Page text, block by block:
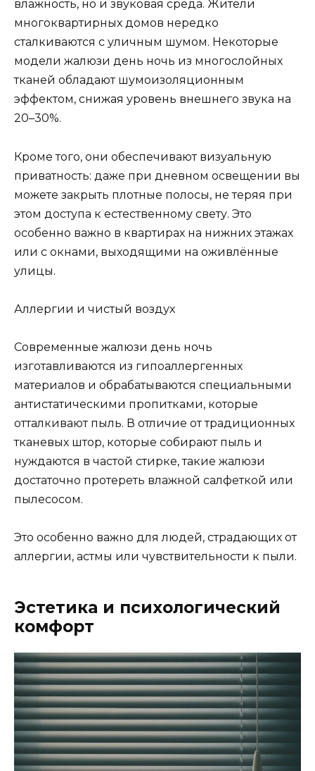
влажность, но и звуковая среда. Жители
многоквартирных домов нередко
сталкиваются с уличным шумом. Некоторые
модели жалюзи день ночь из многослойных
тканей обладают шумоизоляционным
эффектом, снижая уровень внешнего звука на
20–30%.
Кроме того, они обеспечивают визуальную
приватность: даже при дневном освещении вы
можете закрыть плотные полосы, не теряя при
этом доступа к естественному свету. Это
особенно важно в квартирах на нижних этажах
или с окнами, выходящими на оживлённые
улицы.
Аллергии и чистый воздух
Современные жалюзи день ночь
изготавливаются из гипоаллергенных
материалов и обрабатываются специальными
антистатическими пропитками, которые
отталкивают пыль. В отличие от традиционных
тканевых штор, которые собирают пыль и
нуждаются в частой стирке, такие жалюзи
достаточно протереть влажной салфеткой или
пылесосом.
Это особенно важно для людей, страдающих от
аллергии, астмы или чувствительности к пыли.
Эстетика и психологический
комфорт